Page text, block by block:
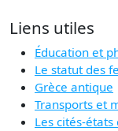
Liens utiles
Éducation et
Le statut des
Grèce antique
Transports et
Les cités-